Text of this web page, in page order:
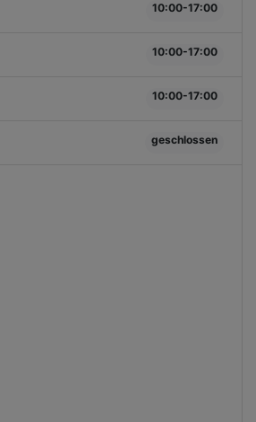
10:00-17:00
10:00-17:00
10:00-17:00
geschlossen